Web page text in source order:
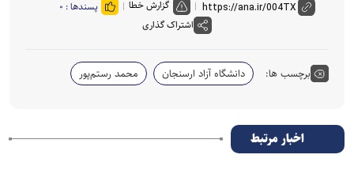
گزارش خطا پسندها : ۰
اشتراک گذاری
برچسب ها: دانشگاه آزاد ارسنجان محمد رستم‌پور
اخبار مرتبط